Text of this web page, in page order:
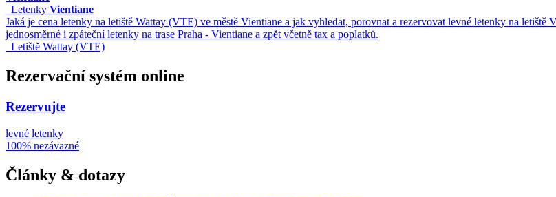
Letenky Vientiane
Jaká je cena letenky na letiště Wattay (VTE) ve městě Vientiane a jak vyhledat, porovnat a rezervovat levné letenky na
jednosměrné i zpáteční letenky na trase Praha - Vientiane a zpět včetně tax a poplatků.
Letiště Wattay (VTE)
Rezervační systém online
Rezervujte
levné letenky
100% nezávazné
Články & dotazy